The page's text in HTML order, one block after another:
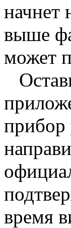
начнет
выше
может
прибор
время